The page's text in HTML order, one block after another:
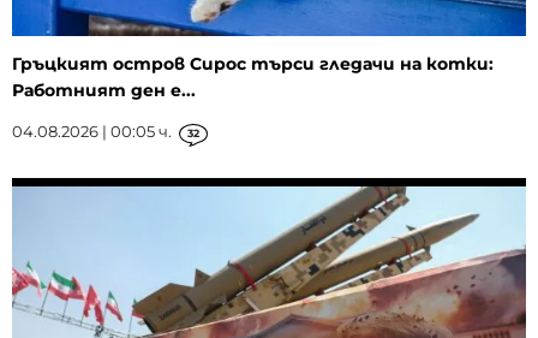
Гръцкият остров Сирос търси гледачи на котки:
Работният ден е...
04.08.2026 | 00:05 ч. 32